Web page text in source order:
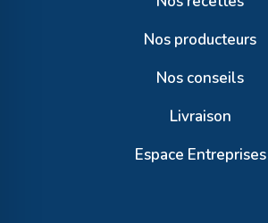
Nos producteurs
Nos conseils
Livraison
Espace Entreprises